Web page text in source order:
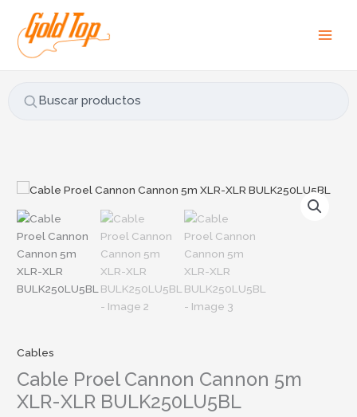
contenido
Buscar productos
u
s
r
Cables
Cable Proel Cannon Cannon 5m
XLR-XLR BULK250LU5BL
Cable
Cannon
Cannon
5m
XLR-
XLR